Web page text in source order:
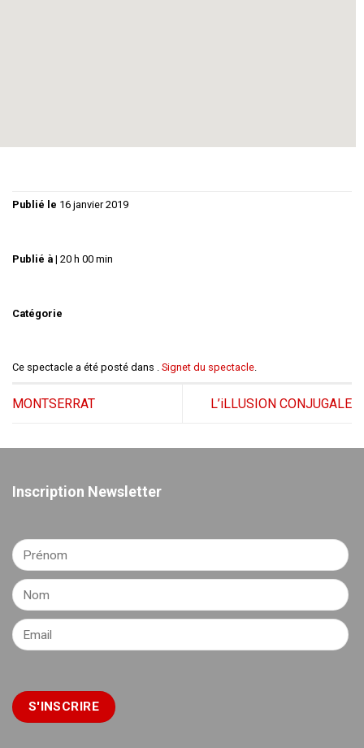
Publié le 16 janvier 2019
Publié à | 20 h 00 min
Catégorie
Ce spectacle a été posté dans . Signet du spectacle.
MONTSERRAT L’iLLUSION CONJUGALE
Inscription Newsletter